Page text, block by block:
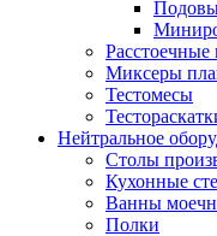
Миксеры
Тестомесы
Нейтральное
Столы
Кухонные
Ванны
Полки